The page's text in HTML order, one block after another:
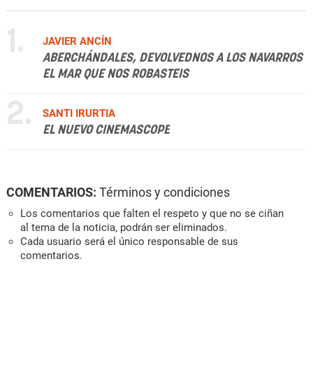
1.
JAVIER ANCÍN
ABERCHÁNDALES, DEVOLVEDNOS A LOS NAVARROS
EL MAR QUE NOS ROBASTEIS
2.
SANTI IRURTIA
EL NUEVO CINEMASCOPE
COMENTARIOS: Términos y condiciones
Los comentarios que falten el respeto y que no se ciñan
al tema de la noticia, podrán ser eliminados.
Cada usuario será el único responsable de sus
comentarios.